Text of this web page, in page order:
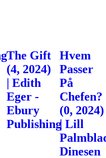
The Gift
(4, 2024)
| Edith
Eger -
Ebury
Publishing
Hvem
Passer
På
Chefen?
(0, 2024)
| Lill
Dinesen